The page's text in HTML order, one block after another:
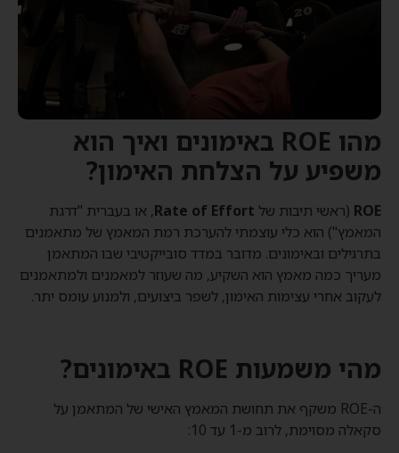
מהו ROE באימונים ואיך הוא
משפיע על הצלחת האימון?
ROE (ראשי תיבות של Rate of Effort, או בעברית "דרגת
המאמץ") הוא כלי עוצמתי להערכת רמת המאמץ של מתאמנים
בתרגילים ובאימונים. מדובר במדד סובייקטיבי שבו המתאמן
מעריך כמה מאמץ הוא השקיע, מה שעוזר למאמנים ולמתאמנים
לעקוב אחרי עצימות האימון, לשפר ביצועים, ולמנוע עומס יתר.
מהי משמעות ROE באימונים?
ה-ROE משקף את תחושת המאמץ האישי של המתאמן על
סקאלה מסוימת, לרוב מ-1 עד 10: